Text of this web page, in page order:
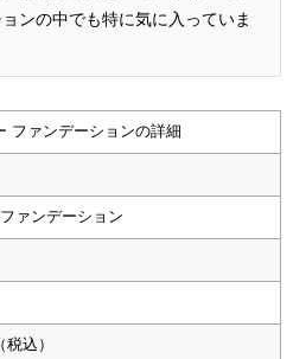
ンの中でも特に気に入っていま
ファンデーションの詳細
ァンデーション
込）